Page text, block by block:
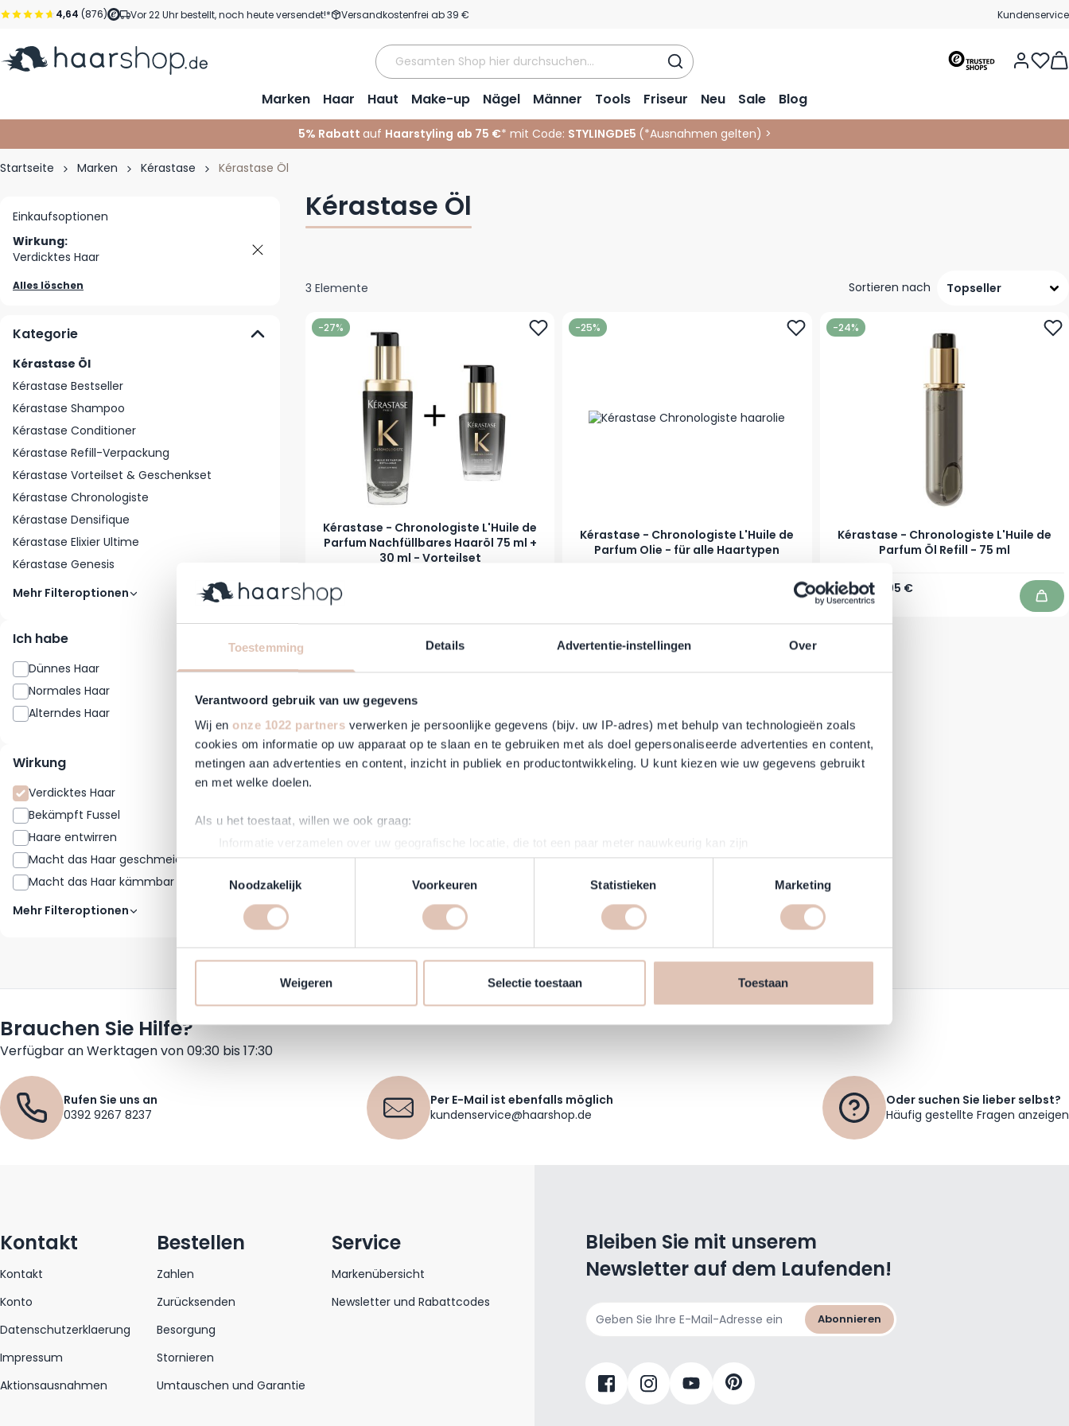
Toestemming Details Advertentie-instellingen Over
Verantwoord gebruik van uw gegevens
Wij en onze 1022 partners verwerken je persoonlijke gegevens (bijv. uw IP-adres) met behulp van technologieën zoals
cookies om informatie op uw apparaat op te slaan en te gebruiken met als doel gepersonaliseerde advertenties en content,
metingen aan advertenties en content, inzicht in publiek en productontwikkeling. U kunt kiezen wie uw gegevens gebruikt
en met welke doelen.
Als u het toestaat, willen we ook graag:
Informatie verzamelen over uw geografische locatie, die tot een paar meter nauwkeurig kan zijn
Uw apparaat identificeren door het actief te scannen op specifieke eigenschappen (fingerprinting)
Lees meer over hoe uw persoonlijke gegevens worden verwerkt en stel uw voorkeuren in het
detailgedeeltein. U kunt uw
toestemming op elk moment wijzigen of intrekken in de Cookieverklaring.
technieken). Met deze cookies kunnen wij en derde partijen informatie over jou verzamelen en jouw internetgedrag binnen,
en mogelijk ook buiten, onze website volgen. Met deze informatie passen wij en derde partijen de website, onze
Toestemmingsselectie
Noodzakelijk
Voorkeuren Statistieken Marketing
Weigeren Selectie toestaan Toestaan
Zum Inhalt springen
4,64 (876) Vor 22 Uhr bestellt, noch heute versendet!* Versandkostenfrei ab 39 € Kundenservice
Marken Haar Haut Make-up Nägel Männer Tools Friseur Neu Sale Blog
5% Rabatt auf Haarstyling ab 75 €* mit Code: STYLINGDE5 (*Ausnahmen gelten) >
Startseite Marken Kérastase Kérastase Öl
Kérastase Öl
Einkaufsoptionen
Wirkung:
Verdicktes Haar
Alles löschen
Kategorie
Kérastase Öl
Kérastase Bestseller
Kérastase Shampoo
Kérastase Conditioner
Kérastase Refill-Verpackung
Kérastase Vorteilset & Geschenkset
Kérastase Chronologiste
Kérastase Densifique
Kérastase Elixier Ultime
Kérastase Genesis
Mehr Filteroptionen
Ich habe
Dünnes Haar
3
Normales Haar
Alterndes Haar
Wirkung
Verdicktes Haar
Bekämpft Fussel
8
Haare entwirren
Macht das Haar geschmeidig
8
Macht das Haar kämmbar
7
Mehr Filteroptionen
3 Elemente Sortieren nach
-27%
Kérastase - Chronologiste L'Huile de
Parfum Nachfüllbares Haaröl 75 ml +
30 ml - Vorteilset
123,52 €
Auf Lager
-25%
Kérastase - Chronologiste L'Huile de
Parfum Olie - für alle Haartypen
In den Warenkorb
-24%
Kérastase - Chronologiste L'Huile de
Parfum Öl Refill - 75 ml
Sonderpreis
50,95 €
Regulärer Preis
67,00 €
Auf Lager In
Brauchen Sie Hilfe?
Verfügbar an Werktagen von 09:30 bis 17:30
Rufen Sie uns an
0392 9267 8237
Per E-Mail ist ebenfalls möglich
kundenservice@haarshop.de
Oder suchen Sie lieber selbst?
Häufig gestellte Fragen anzeigen
Kontakt
Kontakt
Konto
Datenschutzerklaerung
Impressum
Aktionsausnahmen
Bestellen
Zahlen
Zurücksenden
Besorgung
Stornieren
Umtauschen und Garantie
Service
Markenübersicht
Newsletter und Rabattcodes
Bleiben Sie mit unserem
Newsletter auf dem Laufenden!
Abonnieren